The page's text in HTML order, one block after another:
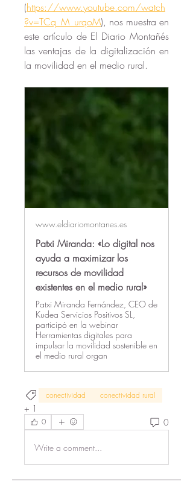
(https://www.youtube.com/watch
?v=TCq_M_urqoM), nos muestra en
este artículo de El Diario Montañés
las ventajas de la digitalización en
la movilidad en el medio rural.
www.eldiariomontanes.es
Patxi Miranda: «Lo digital nos
ayuda a maximizar los
recursos de movilidad
existentes en el medio rural»
Patxi Miranda Fernández, CEO de
Kudea Servicios Positivos SL,
participó en la webinar
Herramientas digitales para
impulsar la movilidad sostenible en
el medio rural organ
conectividad conectividad rural
+ 1
0 0
Write a comment...